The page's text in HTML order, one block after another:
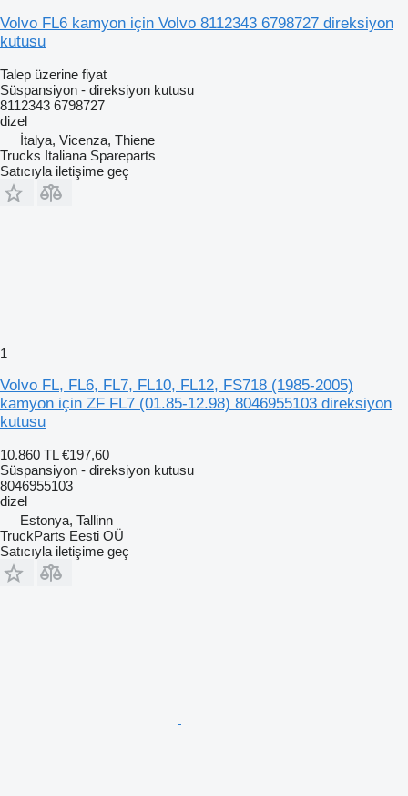
Volvo FL6 kamyon için Volvo 8112343 6798727 direksiyon
kutusu
Talep üzerine fiyat
Süspansiyon - direksiyon kutusu
8112343 6798727
dizel
İtalya, Vicenza, Thiene
Trucks Italiana Spareparts
Satıcıyla iletişime geç
1
Volvo FL, FL6, FL7, FL10, FL12, FS718 (1985-2005)
kamyon için ZF FL7 (01.85-12.98) 8046955103 direksiyon
kutusu
10.860 TL €197,60
Süspansiyon - direksiyon kutusu
8046955103
dizel
Estonya, Tallinn
TruckParts Eesti OÜ
Satıcıyla iletişime geç